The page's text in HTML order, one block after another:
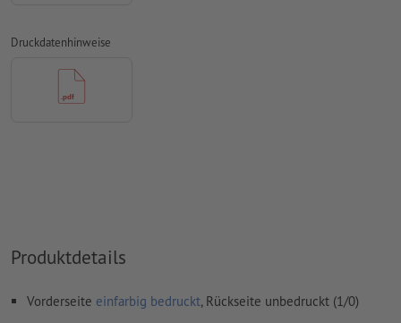
Auflösung:600 dpi
Wie lege ich Druckdaten richtig an?
Druckdatenhinweise
Produktdetails
Vorderseite einfarbig bedruckt, Rückseite unbedruckt (1/0)